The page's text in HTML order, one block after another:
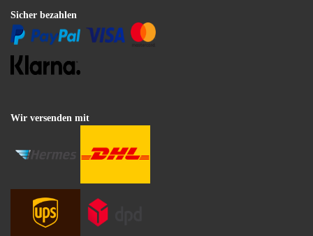
Sicher bezahlen
Wir versenden mit